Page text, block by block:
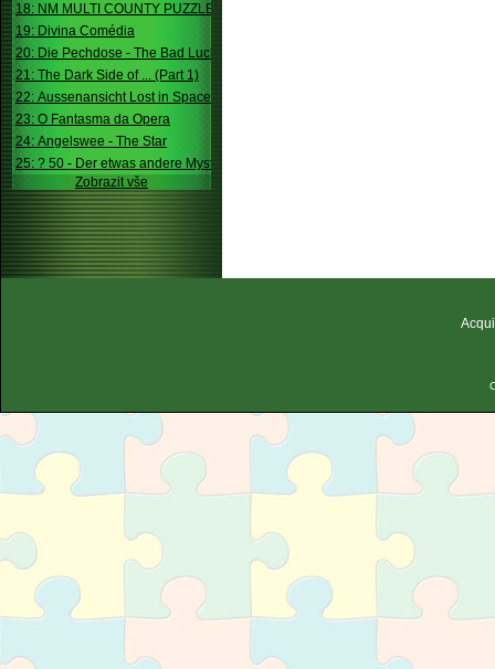
18: NM MULTI COUNTY PUZZLE
19: Divina Comédia
20: Die Pechdose - The Bad Luck Box
21: The Dark Side of ... (Part 1)
22: Aussenansicht Lost in Space
23: O Fantasma da Opera
24: Angelswee - The Star
25: ? 50 - Der etwas andere Mystery
Zobrazit vše